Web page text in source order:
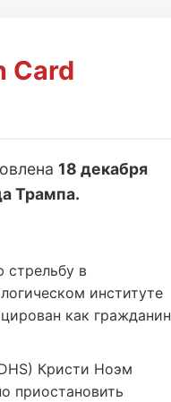
Card
18 декабря
Трампа.
стрельбу в
институте
как гражданин
Кристи Ноэм
приостановить